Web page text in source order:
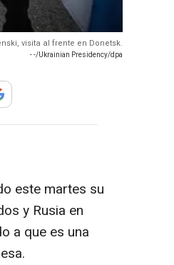
visita al frente en Donetsk.
- -/Ukrainian Presidency/dpa
este martes su
y Rusia en
a que es una